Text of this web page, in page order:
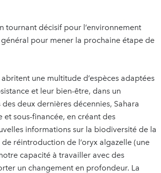
tournant décisif pour l’environnement
pour mener la prochaine étape de
une multitude d’espèces adaptées
et leur bien-être, dans un
deux dernières décennies, Sahara
sous-financée, en créant des
informations sur la biodiversité de la
réintroduction de l’oryx algazelle (une
capacité à travailler avec des
un changement en profondeur. La